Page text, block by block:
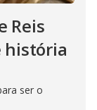
Reis
história
ser o